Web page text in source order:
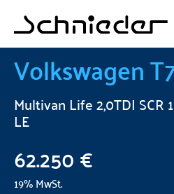
Volkswagen
Multivan Life 2,0TDI SCR
LE
62.250 €
19% MwSt.